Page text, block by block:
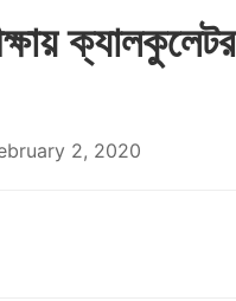
ক্যালকুলেটর
2, 2020